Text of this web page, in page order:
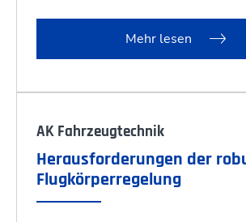
Mehr lesen
AK Fahrzeugtechnik
Herausforderungen der
Flugkörperrege­lung